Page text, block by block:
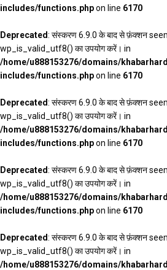
includes/functions.phpon line 6170
Deprecated: संस्करण 6.9.0 के बाद से फ़ंक्शन
wp_is_valid_utf8() का उपयोग करें। in
/home/u888153276/domains/
includes/functions.phpon line 6170
Deprecated: संस्करण 6.9.0 के बाद से फ़ंक्शन
wp_is_valid_utf8() का उपयोग करें। in
/home/u888153276/domains/
includes/functions.phpon line 6170
Deprecated: संस्करण 6.9.0 के बाद से फ़ंक्शन
wp_is_valid_utf8() का उपयोग करें। in
/home/u888153276/domains/
includes/functions.phpon line 6170
Deprecated: संस्करण 6.9.0 के बाद से फ़ंक्शन
wp_is_valid_utf8() का उपयोग करें। in
/home/u888153276/domains/